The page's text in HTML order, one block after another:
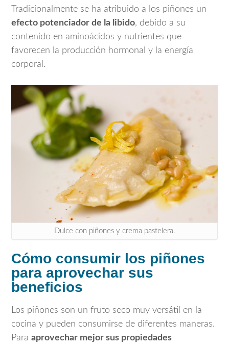
Tradicionalmente se ha atribuido a los piñones un
efecto potenciador de la libido, debido a su
contenido en aminoácidos y nutrientes que
favorecen la producción hormonal y la energía
corporal.
Dulce con piñones y crema pastelera.
Cómo consumir los piñones
para aprovechar sus
beneficios
Los piñones son un fruto seco muy versátil en la
cocina y pueden consumirse de diferentes maneras.
Para aprovechar mejor sus propiedades